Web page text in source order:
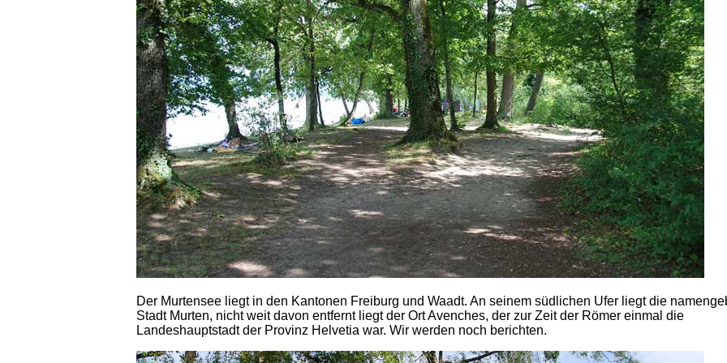
Der Murtensee liegt in den Kantonen Freiburg und Waadt. An seinem südlichen Ufer liegt die
Stadt Murten, nicht weit davon entfernt liegt der Ort Avenches, der zur Zeit der Römer einmal die
Landeshauptstadt der Provinz Helvetia war. Wir werden noch berichten.